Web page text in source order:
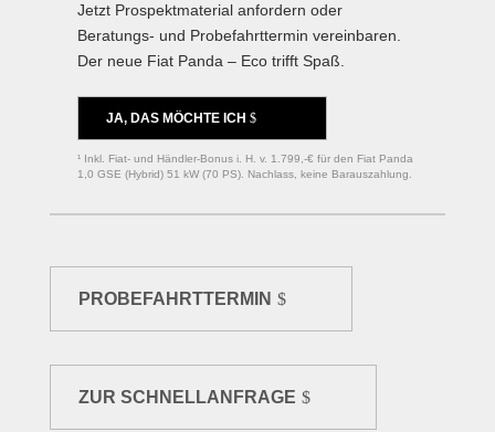
Jetzt Prospektmaterial anfordern oder
Beratungs- und Probefahrttermin vereinbaren.
Der neue Fiat Panda – Eco trifft Spaß.
JA, DAS MÖCHTE ICH
¹ Inkl. Fiat- und Händler-Bonus i. H. v. 1.799,-€ für den Fiat Panda
1,0 GSE (Hybrid) 51 kW (70 PS). Nachlass, keine Barauszahlung.
PROBEFAHRTTERMIN
ZUR SCHNELLANFRAGE